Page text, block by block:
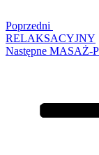
Poprzedni
RELAKSACYJNY
Następny
Następne MASAŻ-